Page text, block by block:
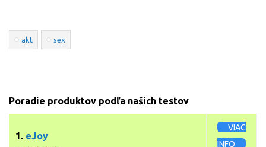
akt sex
Poradie produktov podľa našich testov
1. eJoy
VIAC
INFO